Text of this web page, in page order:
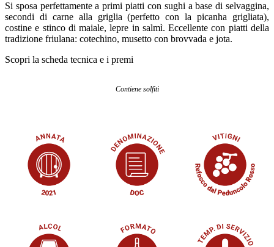
Si sposa perfettamente a primi piatti con sughi a base di selvaggina,
secondi di carne alla griglia (perfetto con la picanha grigliata),
costine e stinco di maiale, lepre in salmì. Eccellente con piatti della
tradizione friulana: cotechino, musetto con brovvada e jota.
Scopri la scheda tecnica e i premi
Contiene solfiti